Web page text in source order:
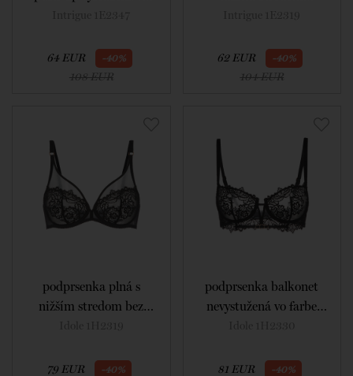
64 EUR -40%
108 EUR
62 EUR -40%
104 EUR
podprsenka plná s
nižším stredom bez
79 EUR -40%
podprsenka balkonet
nevystužená vo farbe
81 EUR -40%